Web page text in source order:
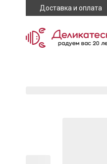
Доставка и оплата